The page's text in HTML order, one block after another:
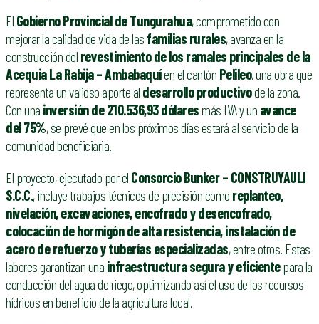
El Gobierno Provincial de Tungurahua, comprometido con
mejorar la calidad de vida de las familias rurales, avanza en la
construcción del revestimiento de los ramales principales de la
Acequia La Rabija – Ambabaquíen el cantón Pelileo, una obra que
representa un valioso aporte al desarrollo productivode la zona.
Con una inversión de 210.536,93 dólaresmás IVA y un avance
del 75%, se prevé que en los próximos días estará al servicio de la
comunidad beneficiaria.
El proyecto, ejecutado por el Consorcio Bunker – CONSTRUYAULI
S.C.C., incluye trabajos técnicos de precisión como replanteo,
nivelación, excavaciones, encofrado y desencofrado,
colocación de hormigón de alta resistencia, instalación de
acero de refuerzo y tuberías especializadas, entre otros. Estas
labores garantizan una infraestructura segura y eficientepara la
conducción del agua de riego, optimizando así el uso de los recursos
hídricos en beneficio de la agricultura local.